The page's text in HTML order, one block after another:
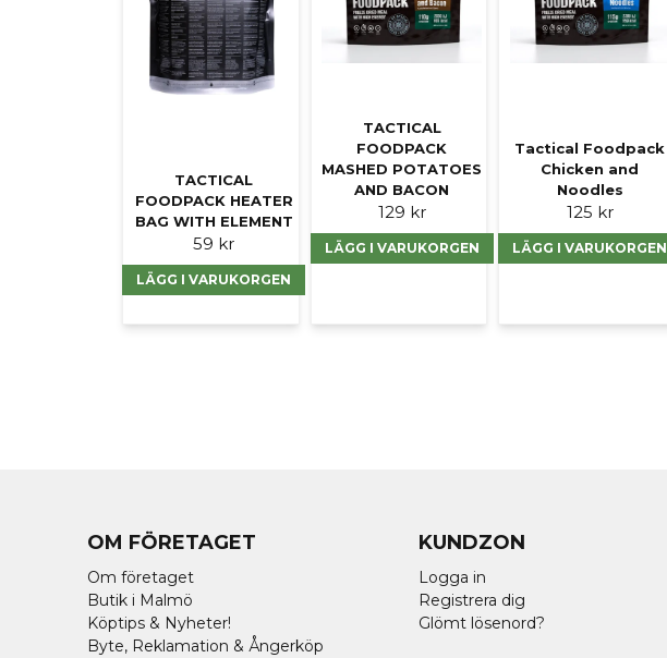
TACTICAL
FOODPACK HEATER
BAG WITH ELEMENT
59 kr
LÄGG I VARUKORGEN
TACTICAL
FOODPACK
MASHED POTATOES
AND BACON
129 kr
LÄGG I VARUKORGEN
Tactical Foodpack
Chicken and
Noodles
125 kr
LÄGG I VARUKORGEN
OM FÖRETAGET
Om företaget
Butik i Malmö
Köptips & Nyheter!
Byte, Reklamation & Ångerköp
KUNDZON
Logga in
Registrera dig
Glömt lösenord?